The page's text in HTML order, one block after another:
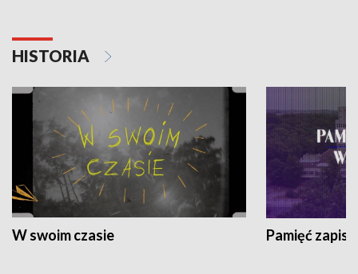
HISTORIA
W swoim czasie Pamięć